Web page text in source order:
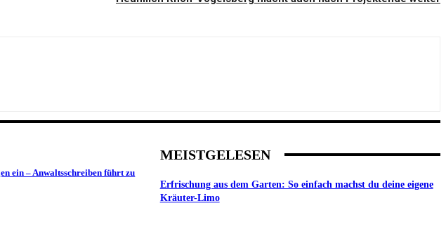
ein – Anwaltsschreiben führt zu
MEISTGELESEN
Erfrischung aus dem Garten: So einfach machst du deine eigene
Kräuter-Limo